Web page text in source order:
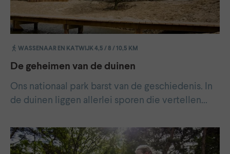
WASSENAAR EN KATWIJK 4,5 / 8 / 10,5 KM
De geheimen van de duinen
Ons nationaal park barst van de geschiedenis. In
de duinen liggen allerlei sporen die vertellen…